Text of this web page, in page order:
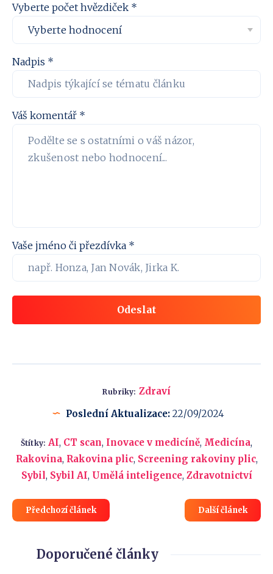
Vyberte počet hvězdiček *
Nadpis *
Váš komentář *
Vaše jméno či přezdívka *
Odeslat
Rubriky: Zdraví
Poslední Aktualizace:22/09/2024
Štítky: AI, CT scan, Inovace v medicíně, Medicína,
Rakovina, Rakovina plic, Screening rakoviny plic,
Sybil, Sybil AI, Umělá inteligence, Zdravotnictví
Předchozí článek Další článek
Doporučené články